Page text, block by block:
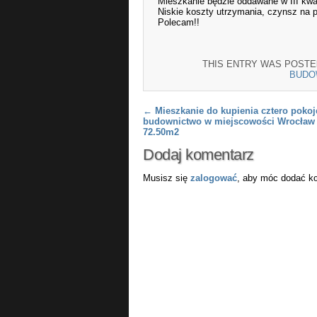
Niskie koszty utrzymania, czynsz na
Polecam!!
THIS ENTRY WAS
Post navigation
← Mieszkanie do kupienia cztero
budownictwo w miejscowości
72.50m2
Dodaj komentarz
Musisz się zalogować, aby móc dodać